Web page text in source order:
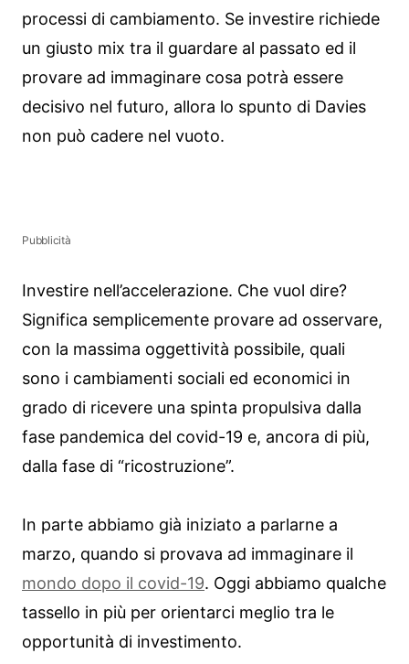
processi di cambiamento. Se investire richiede
un giusto mix tra il guardare al passato ed il
provare ad immaginare cosa potrà essere
decisivo nel futuro, allora lo spunto di Davies
non può cadere nel vuoto.
Pubblicità
Investire nell’accelerazione. Che vuol dire?
Significa semplicemente provare ad osservare,
con la massima oggettività possibile, quali
sono i cambiamenti sociali ed economici in
grado di ricevere una spinta propulsiva dalla
fase pandemica del covid-19 e, ancora di più,
dalla fase di “ricostruzione”.
In parte abbiamo già iniziato a parlarne a
marzo, quando si provava ad immaginare il
mondo dopo il covid-19. Oggi abbiamo qualche
tassello in più per orientarci meglio tra le
opportunità di investimento.